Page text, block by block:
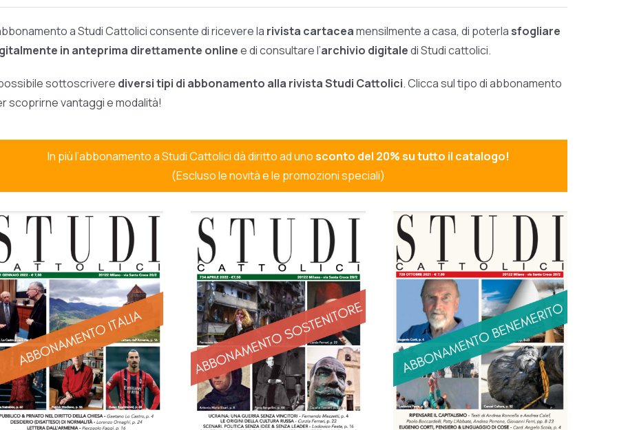
a Studi Cattolici consente di ricevere la rivista cartaceamensilmente a casa, di poterla sfogliare
in anteprima direttamente onlinee di consultare l’archivio digitaledi Studi cattolici.
sottoscrivere diversi tipi di abbonamento alla rivista Studi Cattolici. Clicca sul tipo di abbonamento
scoprirne vantaggi e modalità!
In più l’abbonamento a Studi Cattolici dà diritto ad unosconto del 20% su tutto il catalogo!
(Escluso le novità e le promozioni speciali)